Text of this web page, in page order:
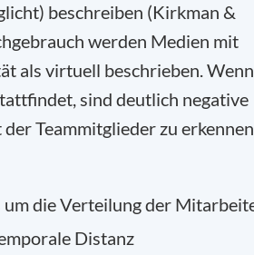
beschreiben (Kirkman &
werden Medien mit
als virtuell beschrieben. Wenn
sind deutlich negative
Teammitglieder zu erkennen
um die Verteilung der
Distanz